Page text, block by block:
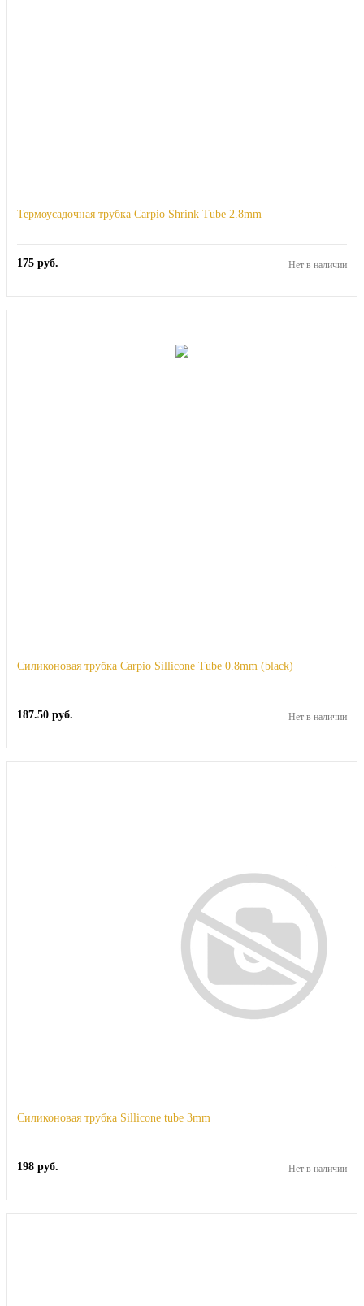
Термоусадочная трубка Carpio Shrink Tube 2.8mm
175 руб. Нет в наличии
Силиконовая трубка Carpio Sillicone Tube 0.8mm (black)
187.50 руб. Нет в наличии
Силиконовая трубка Sillicone tube 3mm
198 руб. Нет в наличии